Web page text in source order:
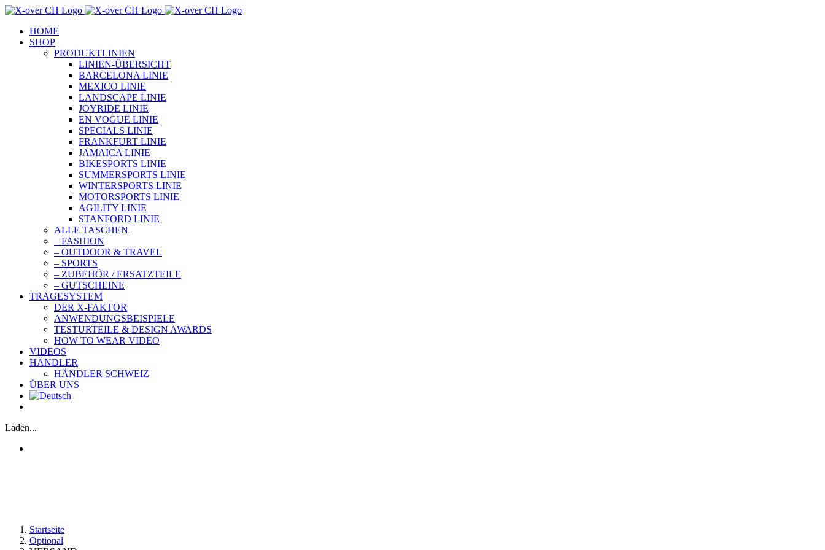
Zum
springenHOME
SHOP
PRODUKTLINIEN
LINIEN-ÜBERSICHT
BARCELONA LINIE
MEXICO LINIE
LANDSCAPE LINIE
JOYRIDE LINIE
EN VOGUE LINIE
SPECIALS LINIE
FRANKFURT LINIE
JAMAICA LINIE
BIKESPORTS LINIE
SUMMERSPORTS LINIE
WINTERSPORTS LINIE
MOTORSPORTS LINIE
AGILITY LINIE
STANFORD LINIE
ALLE TASCHEN
– FASHION
– OUTDOOR & TRAVEL
– SPORTS
– ZUBEHÖR / ERSATZTEILE
– GUTSCHEINE
TRAGESYSTEM
DER X-FAKTOR
ANWENDUNGSBEISPIELE
TESTURTEILE & DESIGN AWARDS
HOW TO WEAR VIDEO
VIDEOS
HÄNDLER
HÄNDLER SCHWEIZ
ÜBER UNS
Laden...
Startseite
Optional